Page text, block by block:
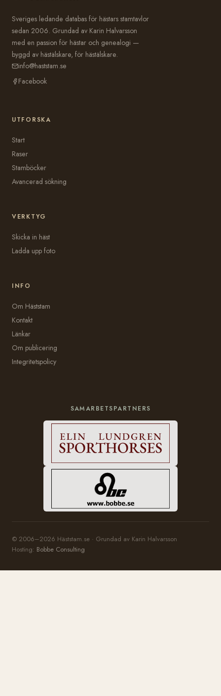
Sveriges ledande databas för hästars stamtavlor
sedan 2006. Grundad av Karin Halvarsson
med en passion för hästar och genealogi —
byggd av hästälskare, för hästälskare.
info@haststam.se
Facebook
UTFORSKA
Start
Raser
Stamböcker
Avancerad sökning
VERKTYG
Skicka in häst
Ladda upp foto
INFO
Om Häststam
Kontakt
Länkar
Om publicering
Integritetspolicy
SAMARBETSPARTNERS
© 2006–2026 Häststam.se · Grundad av Karin Halvarsson
Hosting: Bobbe Consulting